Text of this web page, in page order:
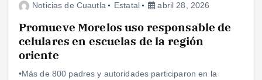
Noticias de Cuautla Estatal abril 28, 2026
Promueve Morelos uso responsable de
celulares en escuelas de la región
oriente
•Más de 800 padres y autoridades participaron en la